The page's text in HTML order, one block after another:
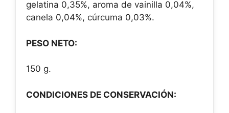
gelatina 0,35%, aroma de vainilla 0,04%,
canela 0,04%, cúrcuma 0,03%.
PESO NETO:
150 g.
CONDICIONES DE CONSERVACIÓN: